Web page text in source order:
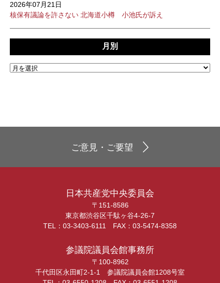
2026年07月21日
核保有議論を許さない 北海道小樽 小池氏が訴え
月別
ご意見・ご要望
日本共産党中央委員会
〒151-8586
東京都渋谷区千駄ヶ谷4-26-7
TEL：03-3403-6111 FAX：03-5474-8358
参議院議員会館事務所
〒100-8962
千代田区永田町2-1-1 参議院議員会館1208号室